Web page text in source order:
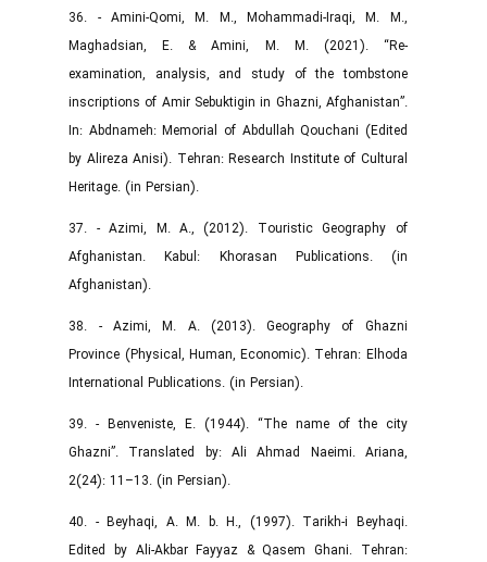
36. - Amini-Qomi, M. M., Mohammadi-Iraqi, M. M.,
Maghadsian, E. & Amini, M. M. (2021). “Re-
examination, analysis, and study of the tombstone
inscriptions of Amir Sebuktigin in Ghazni, Afghanistan”.
In: Abdnameh: Memorial of Abdullah Qouchani (Edited
by Alireza Anisi). Tehran: Research Institute of Cultural
Heritage. (in Persian).
37. - Azimi, M. A., (2012). Touristic Geography of
Afghanistan. Kabul: Khorasan Publications. (in
Afghanistan).
38. - Azimi, M. A. (2013). Geography of Ghazni
Province (Physical, Human, Economic). Tehran: Elhoda
International Publications. (in Persian).
39. - Benveniste, E. (1944). “The name of the city
Ghazni”. Translated by: Ali Ahmad Naeimi. Ariana,
2(24): 11–13. (in Persian).
40. - Beyhaqi, A. M. b. H., (1997). Tarikh-i Beyhaqi.
Edited by Ali-Akbar Fayyaz & Qasem Ghani. Tehran: